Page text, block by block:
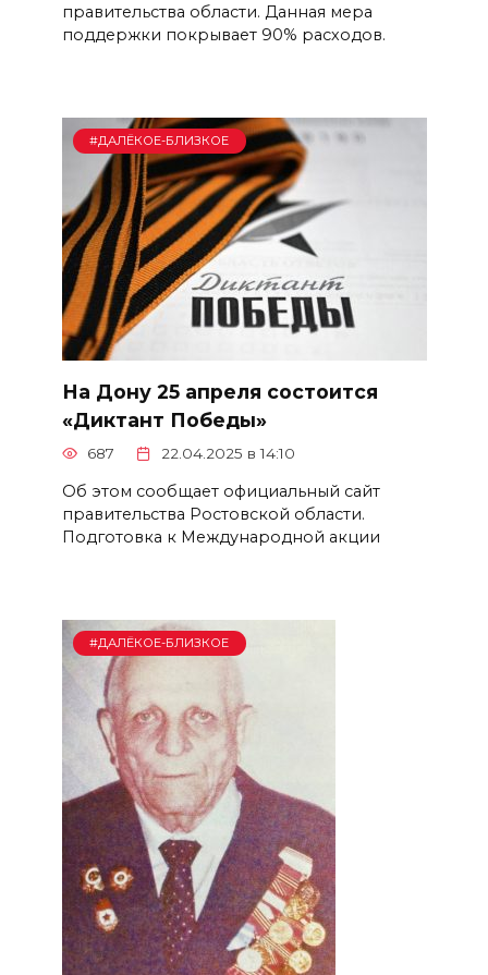
правительства области. Данная мера
поддержки покрывает 90% расходов.
#ДАЛЁКОЕ-БЛИЗКОЕ
На Дону 25 апреля состоится
«Диктант Победы»
687 22.04.2025 в 14:10
Об этом сообщает официальный сайт
правительства Ростовской области.
Подготовка к Международной акции
#ДАЛЁКОЕ-БЛИЗКОЕ